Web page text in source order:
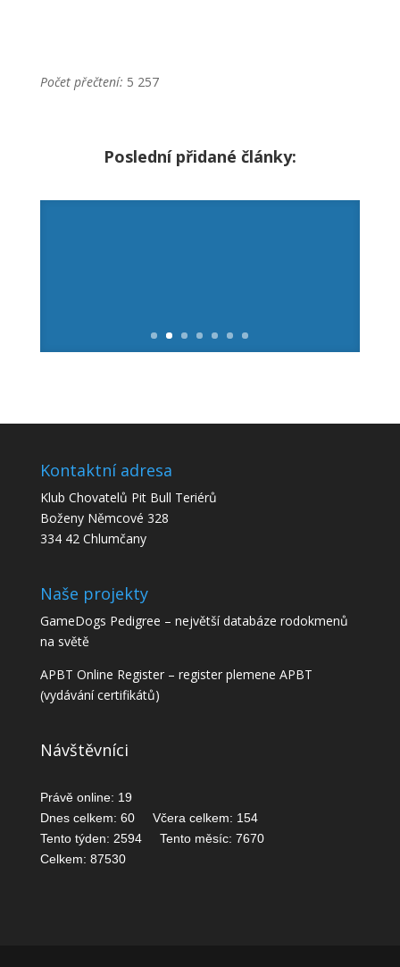
Počet přečtení: 5 257
Poslední přidané články:
Kontaktní adresa
Klub Chovatelů Pit Bull Teriérů
Boženy Němcové 328
334 42 Chlumčany
Naše projekty
GameDogs Pedigree – největší databáze rodokmenů
na světě
APBT Online Register– register plemene APBT
(vydávání certifikátů)
Návštěvníci
Právě online: 19
Dnes celkem: 60 Včera celkem: 154
Tento týden: 2594 Tento měsíc: 7670
Celkem: 87530